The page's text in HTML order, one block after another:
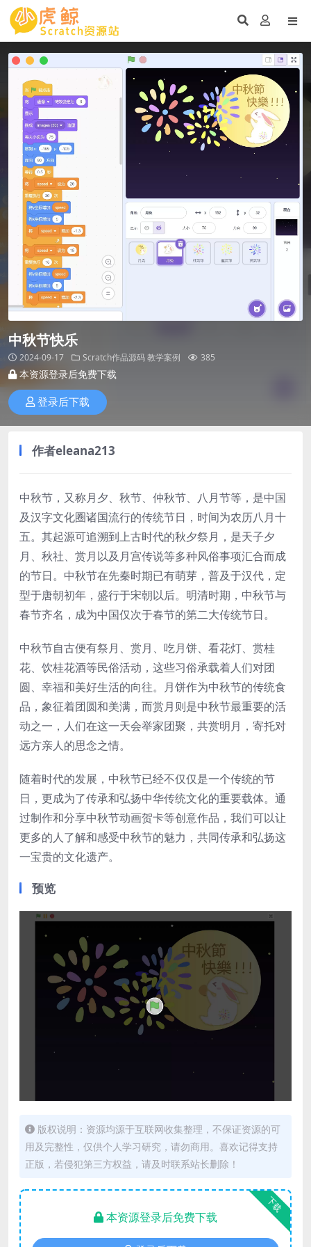
中秋节快乐
2024-09-17 Scratch作品源码教学案例 385
本资源登录后免费下载
登录后下载
作者eleana213
中秋节，又称月夕、秋节、仲秋节、八月节等，是中国
及汉字文化圈诸国流行的传统节日，时间为农历八月十
五。其起源可追溯到上古时代的秋夕祭月，是天子夕
月、秋社、赏月以及月宫传说等多种风俗事项汇合而成
的节日。中秋节在先秦时期已有萌芽，普及于汉代，定
型于唐朝初年，盛行于宋朝以后。明清时期，中秋节与
春节齐名，成为中国仅次于春节的第二大传统节日。
中秋节自古便有祭月、赏月、吃月饼、看花灯、赏桂
花、饮桂花酒等民俗活动，这些习俗承载着人们对团
圆、幸福和美好生活的向往。月饼作为中秋节的传统食
品，象征着团圆和美满，而赏月则是中秋节最重要的活
动之一，人们在这一天会举家团聚，共赏明月，寄托对
远方亲人的思念之情。
随着时代的发展，中秋节已经不仅仅是一个传统的节
日，更成为了传承和弘扬中华传统文化的重要载体。通
过制作和分享中秋节动画贺卡等创意作品，我们可以让
更多的人了解和感受中秋节的魅力，共同传承和弘扬这
一宝贵的文化遗产。
预览
版权说明：资源均源于互联网收集整理，不保证资源的可
用及完整性，仅供个人学习研究，请勿商用。喜欢记得支持
正版，若侵犯第三方权益，请及时联系站长删除！
下载
本资源登录后免费下载